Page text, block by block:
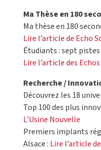
Ma Thèse en 180
Ma thèse en 180
Lire l’article de Echo
Étudiants : sept pistes
Lire l’article des Echos
Recherche /
Découvrez les 18
Top 100 des plus
L’Usine Nouvelle
Premiers implants
Alsace : Lire l’article de